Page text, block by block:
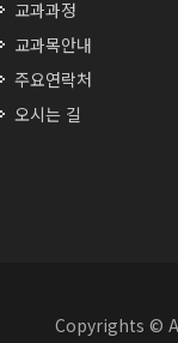
교과과정
교과목안내
주요연락처
오시는 길
Copyrights ©